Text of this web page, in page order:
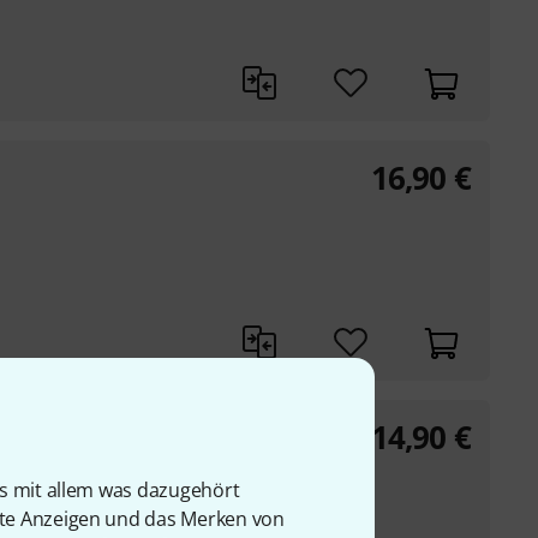
mit allem was dazugehört
Anzeigen und das Merken von
16,90 €
14,90 €